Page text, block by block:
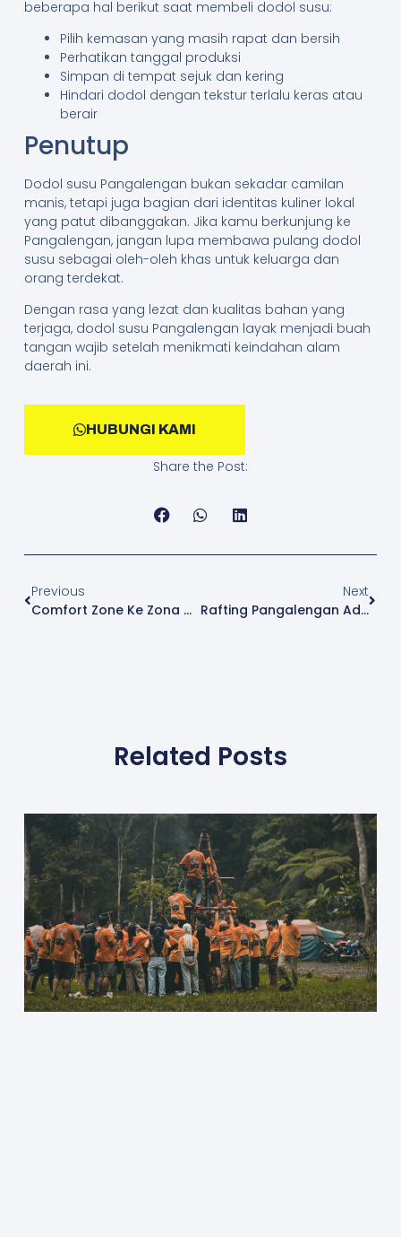
beberapa hal berikut saat membeli dodol susu:
Pilih kemasan yang masih rapat dan bersih
Perhatikan tanggal produksi
Simpan di tempat sejuk dan kering
Hindari dodol dengan tekstur terlalu keras atau
berair
Penutup
Dodol susu Pangalengan bukan sekadar camilan
manis, tetapi juga bagian dari identitas kuliner lokal
yang patut dibanggakan. Jika kamu berkunjung ke
Pangalengan, jangan lupa membawa pulang dodol
susu sebagai oleh-oleh khas untuk keluarga dan
orang terdekat.
Dengan rasa yang lezat dan kualitas bahan yang
terjaga, dodol susu Pangalengan layak menjadi buah
tangan wajib setelah menikmati keindahan alam
daerah ini.
HUBUNGI KAMI
Share the Post:
Previous
Comfort Zone Ke Zona Adventure
Next
Rafting Pangalengan Adalah Arung Jeram Terbaik Di Bandung Selatan
Related Posts